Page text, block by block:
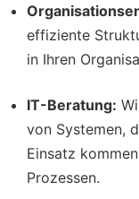
effiziente
in Ihren
IT-Beratung:
von Systemen,
Einsatz
Prozessen.